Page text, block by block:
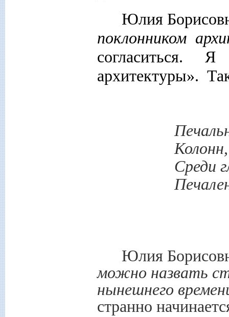
Юлия
поклонником
согласиться.
архитектуры».
Среди
Юлия
можно назвать
нынешнего
странно